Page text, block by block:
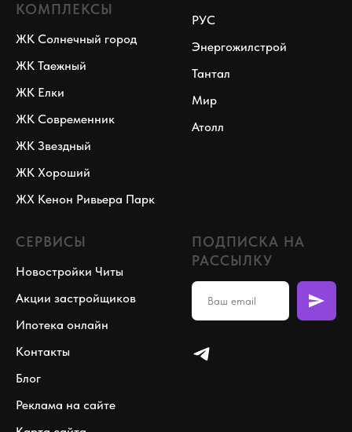
КОМПЛЕКСЫ
ЖК Солнечный город
ЖК Таежный
ЖК Елки
ЖК Современник
ЖК Звездный
ЖК Хороший
ЖХ Кенон Ривьера Парк
РУС
Энергожилстрой
Тантал
Мир
Атолл
СЕРВИСЫ
Новостройки Читы
Акции застройщиков
Ипотека онлайн
Контакты
Блог
Реклама на сайте
ПОДПИСКА НА
РАССЫЛКУ